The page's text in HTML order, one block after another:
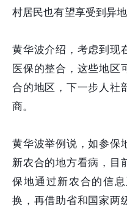
村居民也有望享受到异
黄华波介绍，考虑到现
医保的整合，这些地区
合的地区，下一步人社
商。
黄华波举例说，如参保
新农合的地方看病，目
保地通过新农合的信
换，再借助省和国家两